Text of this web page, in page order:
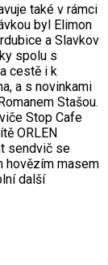
také v rámci
byl Elimon
a Slavkov
spolu s
cestě i k
a s novinkami
Stašou.
Stop Cafe
ORLEN
sendvič se
hovězím masem
další